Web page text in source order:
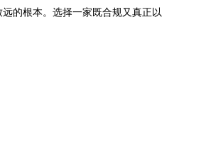
的根本。选择一家既合规又真正以